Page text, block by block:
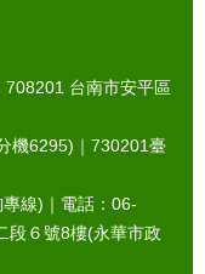
708201 台南市安平區
機6295)｜ 730201臺
線)｜電話：06-
段６號8樓(永華市政